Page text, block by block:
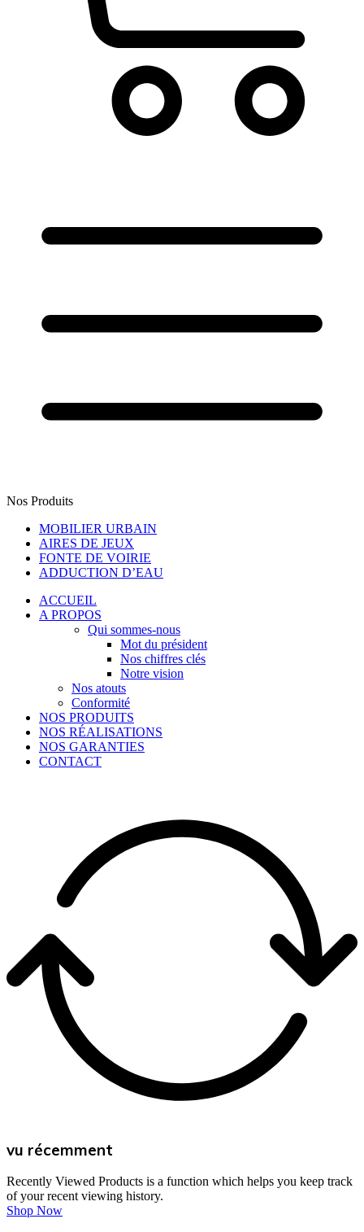
Nos Produits
MOBILIER URBAIN
AIRES DE JEUX
FONTE DE VOIRIE
ADDUCTION D’EAU
ACCUEIL
A PROPOS
Qui sommes-nous
Mot du président
Nos chiffres clés
Notre vision
Nos atouts
Conformité
NOS PRODUITS
NOS RÉALISATIONS
NOS GARANTIES
CONTACT
vu récemment
Recently Viewed Products is a function which helps you keep track
of your recent viewing history.
Shop Now